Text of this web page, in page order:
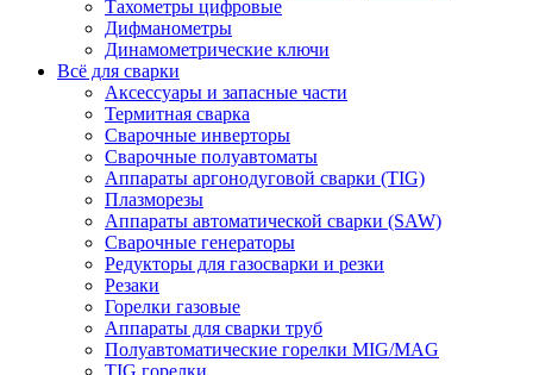
Тахометры цифровые
Дифманометры
Динамометрические ключи
Всё для сварки
Аксессуары и запасные части
Термитная сварка
Сварочные инверторы
Сварочные полуавтоматы
Аппараты аргонодуговой сварки (TIG)
Плазморезы
Аппараты автоматической сварки (SAW)
Сварочные генераторы
Редукторы для газосварки и резки
Резаки
Горелки газовые
Аппараты для сварки труб
Полуавтоматические горелки MIG/MAG
TIG горелки